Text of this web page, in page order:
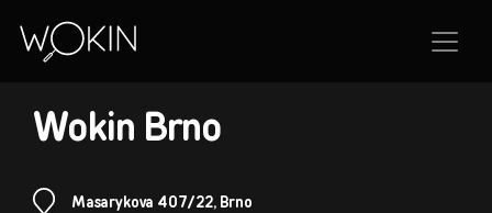
POBOČKA
Wokin Brno
Masarykova 407/22, Brno